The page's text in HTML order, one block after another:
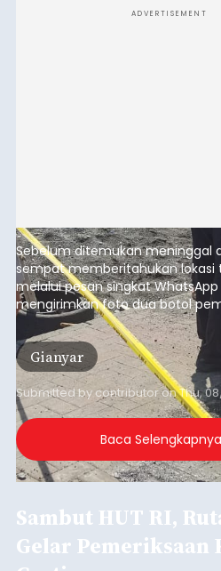
ADVERTISEMENT
Sebelum ditemukan meninggal
sempat memberitahukan lokasi
melalui pesan singkat
mengirimkan foto dua botol
istrinya.
Gianyar
Submitted by contributoronThu,
Baca Selengkapnya
Sambut HUT RI,
Gelar Pemeriksaan